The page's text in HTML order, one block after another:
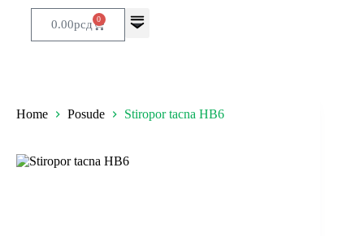
0.00рсд 0
Home Posude Stiropor tacna HB6